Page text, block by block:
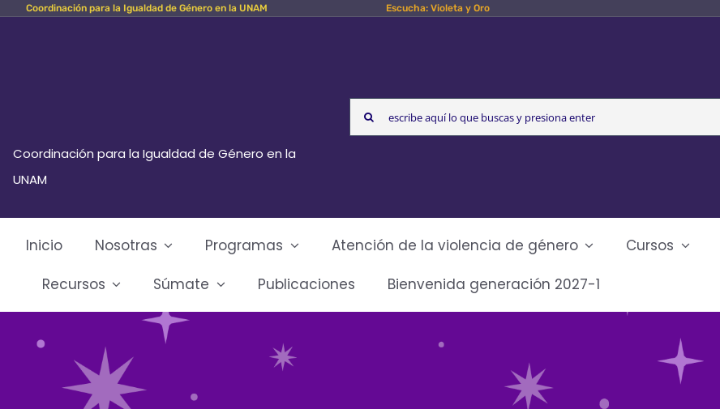
Skip Coordinación para la Igualdad de Género en la UNAM Escucha: Violeta y Oro
Coordinación para la Igualdad de Género en la
UNAM
Search
for:
Inicio Nosotras Programas Atención de la violencia de género Cursos
Recursos
Súmate Publicaciones Bienvenida generación 2027-1